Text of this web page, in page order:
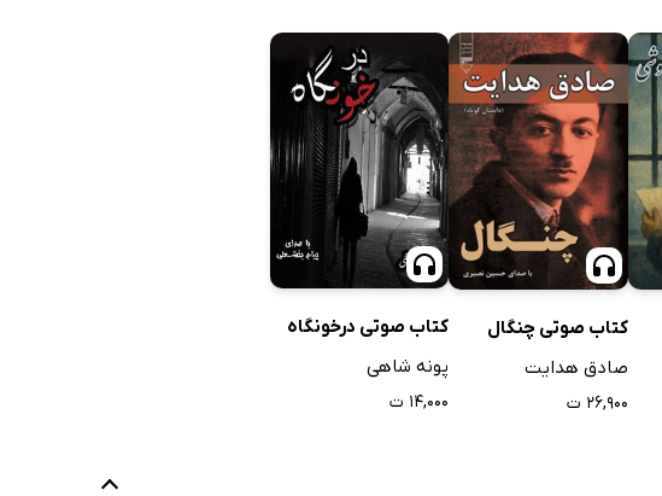
کتاب صوتی چنگال
صادق هدایت
۲۶,۹۰۰ ت
کتاب صوتی درخونگاه
پونه شاهی
۱۴,۰۰۰ ت